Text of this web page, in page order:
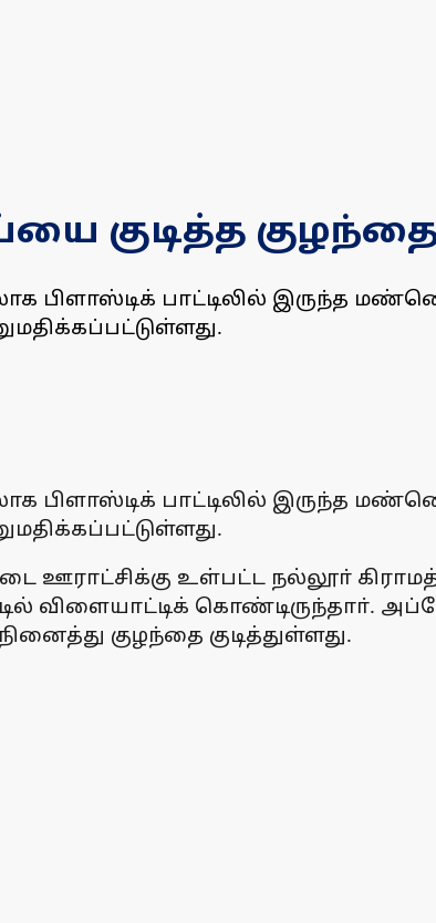
பிளாஸ்டிக் பாட்டிலில் இருந்த
பிளாஸ்டிக் பாட்டிலில் இருந்த
ஊராட்சிக்கு உள்பட்ட நல்லூா்
விளையாட்டிக் கொண்டிருந்தாா்.
குழந்தை குடித்துள்ளது.